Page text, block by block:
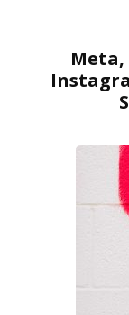
Meta,